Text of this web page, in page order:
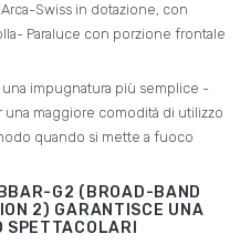
Swiss in dotazione, con
Paraluce con porzione frontale
impugnatura più semplice -
una maggiore comodità di utilizzo
quando si mette a fuoco
G2 (BROAD-BAND
2) GARANTISCE UNA